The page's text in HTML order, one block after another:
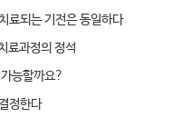
료되는 기전은 동일하다
료과정의 정석
능할까요?
정한다